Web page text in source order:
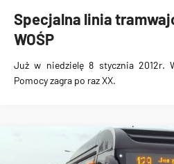
Specjalna linia
WOŚP
Już w niedzielę8 stycznia 2012r.
Pomocyzagra po raz XX.